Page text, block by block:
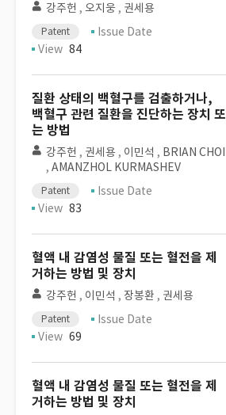
강주헌 , 오지웅 , 권세용
Patent
Issue Date
View 84
질환 상태의 백혈구를 검출하거나,
백혈구 관련 질환을 진단하는 장치 또
는 방법
강주헌 , 권세용 , 이민석 , BRIAN CHOI
, AMANZHOL KURMASHEV
Patent
Issue Date
View 83
혈액 내 감염성 물질 또는 혈전을 제
거하는 방법 및 장치
강주헌 , 이민석 , 장봉환 , 권세용
Patent
Issue Date
View 69
혈액 내 감염성 물질 또는 혈전을 제
거하는 방법 및 장치